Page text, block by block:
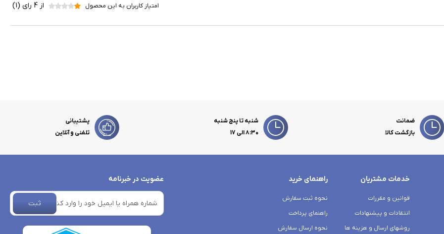
امتیاز کاربران به این محصول از 4 رای (1)
ضمانت
بازگشت کالا
شنبه تا پنج شنبه
۸:۳۰ الی 17
پشتیبانی
تلفنی و آنلاین
خدمات مشتریان
قوانین و مقررات
انتقادات و پیشنهادات
روشهای ارسال و هزینه ها
راهنمای خرید
نحوه ثبت سفارش
راهنمای پرداخت
نحوه ارسال سفارش
عضویت در خبرنامه
ثبت